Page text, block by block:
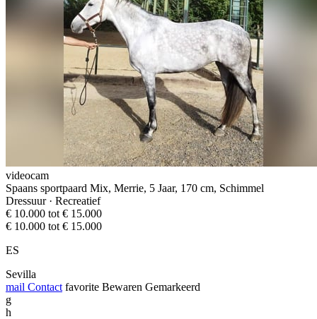
videocam
Spaans sportpaard Mix, Merrie, 5 Jaar, 170 cm, Schimmel
Dressuur · Recreatief
€ 10.000 tot € 15.000
€ 10.000 tot € 15.000
ES
Sevilla
mail Contact favorite Bewaren Gemarkeerd
g
h